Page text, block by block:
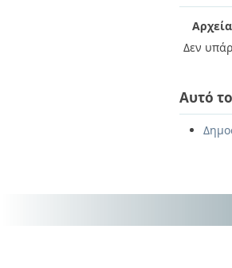
Αρχεία
Δεν
Αυτό